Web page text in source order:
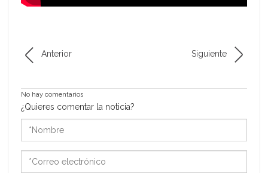
Anterior Siguiente
No hay comentarios
¿Quieres comentar la noticia?
electrónico